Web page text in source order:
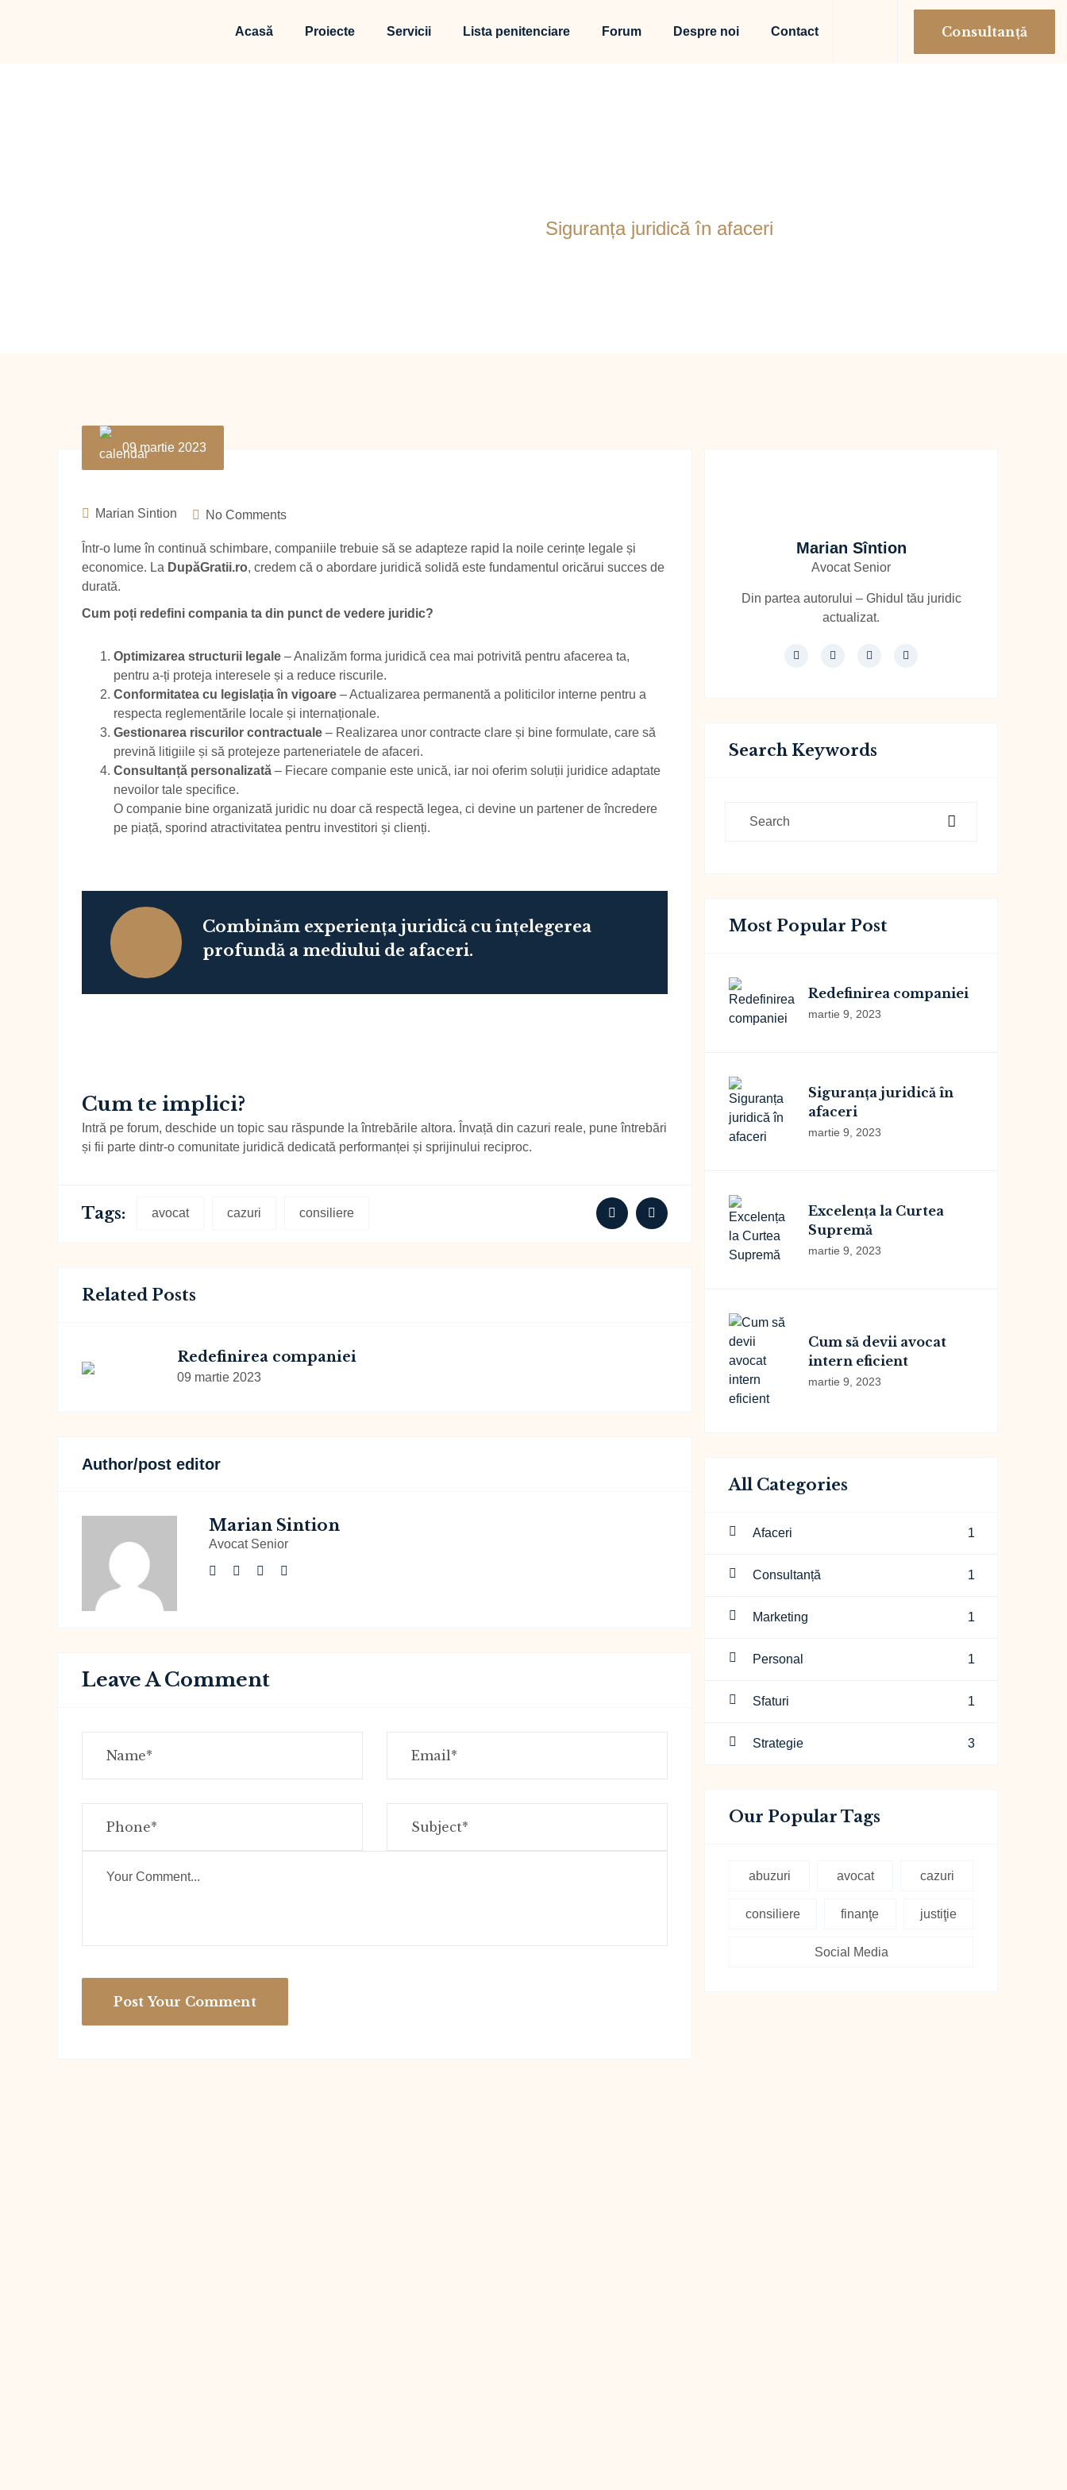
Acasă Proiecte Servicii Lista penitenciare Forum Despre noi Contact Consultanță
Siguranța juridică în afaceri
09 martie 2023
Marian Sintion No Comments
Într-o lume în continuă schimbare, companiile trebuie să se adapteze rapid la noile cerințe legale și
economice. La DupăGratii.ro, credem că o abordare juridică solidă este fundamentul oricărui succes de
durată.
Cum poți redefini compania ta din punct de vedere juridic?
Optimizarea structurii legale – Analizăm forma juridică cea mai potrivită pentru afacerea ta,
pentru a-ți proteja interesele și a reduce riscurile.
Conformitatea cu legislația în vigoare – Actualizarea permanentă a politicilor interne pentru a
respecta reglementările locale și internaționale.
Gestionarea riscurilor contractuale – Realizarea unor contracte clare și bine formulate, care să
prevină litigiile și să protejeze parteneriatele de afaceri.
Consultanță personalizată – Fiecare companie este unică, iar noi oferim soluții juridice adaptate
nevoilor tale specifice.
O companie bine organizată juridic nu doar că respectă legea, ci devine un partener de încredere
pe piață, sporind atractivitatea pentru investitori și clienți.
Combinăm experiența juridică cu înțelegerea
profundă a mediului de afaceri.
Cum te implici?
Intră pe forum, deschide un topic sau răspunde la întrebările altora. Învață din cazuri reale, pune întrebări
și fii parte dintr-o comunitate juridică dedicată performanței și sprijinului reciproc.
Tags: avocat cazuri consiliere
Related Posts
Redefinirea companiei
09 martie 2023
Author/post editor
Marian Sintion
Avocat Senior
Leave A Comment
Marian Sîntion
Avocat Senior
Din partea autorului – Ghidul tău juridic
actualizat.
Search Keywords
Most Popular Post
Redefinirea companiei
martie 9, 2023
Siguranța juridică în
afaceri
martie 9, 2023
Excelența la Curtea
Supremă
martie 9, 2023
Cum să devii avocat
intern eficient
martie 9, 2023
All Categories
Afaceri 1
Consultanță 1
Marketing 1
Personal 1
Sfaturi 1
Strategie 3
Our Popular Tags
abuzuri avocat cazuri
consiliere finanţe justiţie
Social Media